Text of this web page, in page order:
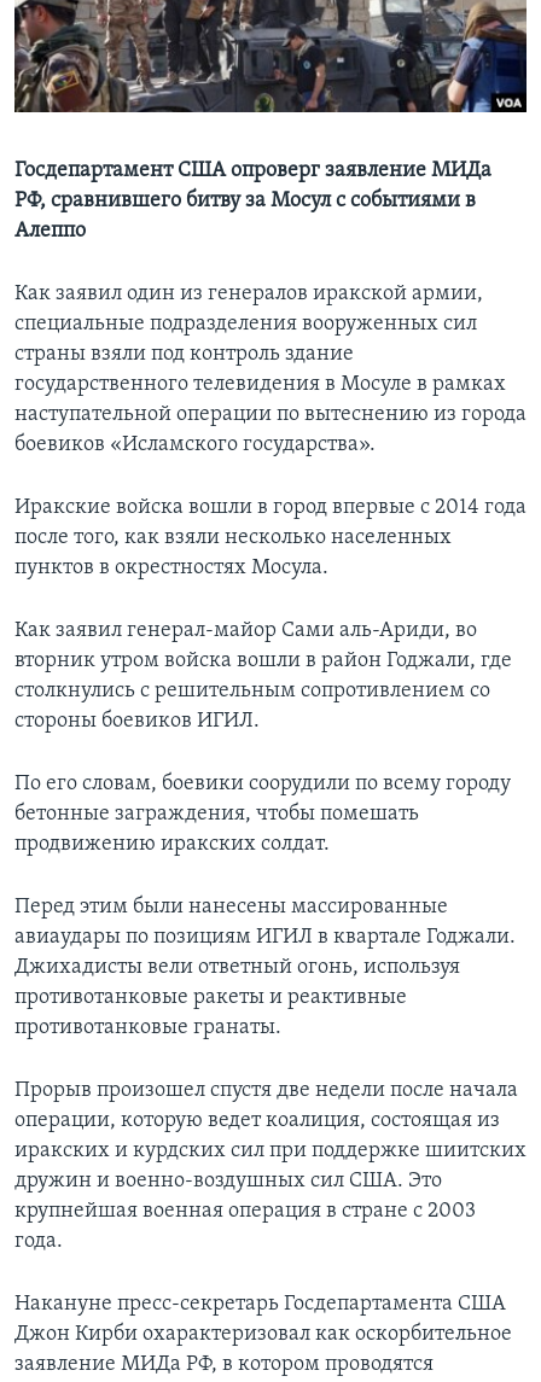
Learning English
СОЦИАЛЬНЫЕ СЕТИ
Языки
Госдепартамент США опроверг заявление МИДа
РФ, сравнившего битву за Мосул с событиями в
Алеппо
Как заявил один из генералов иракской армии,
специальные подразделения вооруженных сил
страны взяли под контроль здание
государственного телевидения в Мосуле в рамках
наступательной операции по вытеснению из города
боевиков «Исламского государства».
Иракские войска вошли в город впервые с 2014 года
после того, как взяли несколько населенных
пунктов в окрестностях Мосула.
Как заявил генерал-майор Сами аль-Ариди, во
вторник утром войска вошли в район Годжали, где
столкнулись с решительным сопротивлением со
стороны боевиков ИГИЛ.
По его словам, боевики соорудили по всему городу
бетонные заграждения, чтобы помешать
продвижению иракских солдат.
Перед этим были нанесены массированные
авиаудары по позициям ИГИЛ в квартале Годжали.
Джихадисты вели ответный огонь, используя
противотанковые ракеты и реактивные
противотанковые гранаты.
Прорыв произошел спустя две недели после начала
операции, которую ведет коалиция, состоящая из
иракских и курдских сил при поддержке шиитских
дружин и военно-воздушных сил США. Это
крупнейшая военная операция в стране с 2003
года.
Накануне пресс-секретарь Госдепартамента США
Джон Кирби охарактеризовал как оскорбительное
заявление МИДа РФ, в котором проводятся